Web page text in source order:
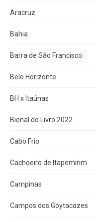
Aracruz
Bahia
Barra de São Francisco
Belo Horizonte
BH x Itaúnas
Bienal do Livro 2022
Cabo Frio
Cachoeiro de Itapemirim
Campinas
Campos dos Goytacazes